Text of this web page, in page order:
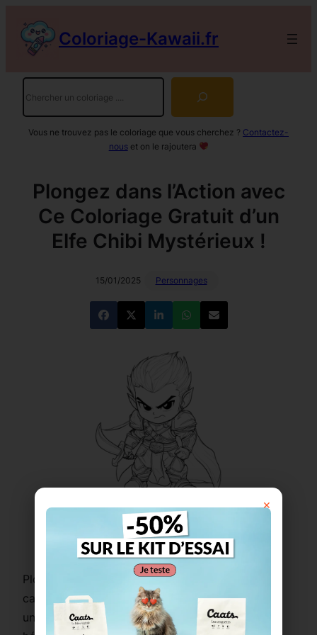
contenu
Coloriage-Kawaii.fr
Vous ne trouvez pas le coloriage que vous cherchez ? Contactez-
nouset on le rajoutera
Plongez dans l’Action avec
Ce Coloriage Gratuit d’un
Elfe Chibi Mystérieux !
15/01/2025 Personnages
Imprimer ce coloriage
Plongez dans un universfantasy
captivant avec ce
coloriage kawaiireprésentant
un
jeune elfe guerrier chibi. Avec ses cheveux
×